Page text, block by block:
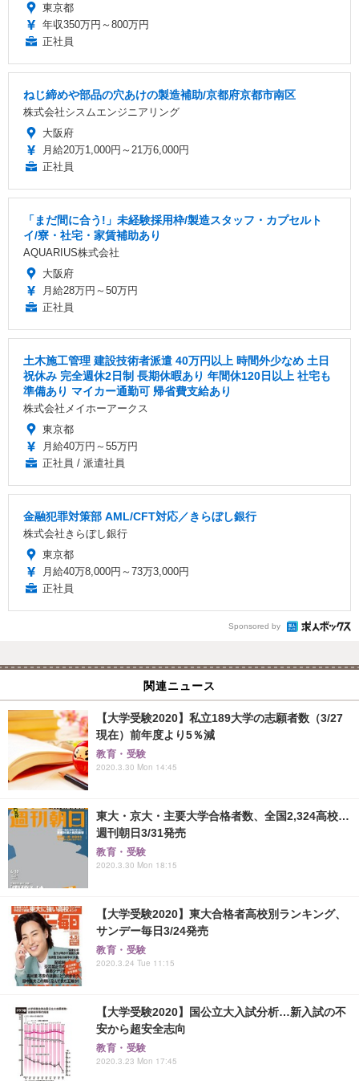
東京都
年収350万円～800万円
正社員
ねじ締めや部品の穴あけの製造補助/京都府京都市南区
株式会社シスムエンジニアリング
大阪府
月給20万1,000円～21万6,000円
正社員
「まだ間に合う!」未経験採用枠/製造スタッフ・カプセルト
イ/寮・社宅・家賃補助あり
AQUARIUS株式会社
大阪府
月給28万円～50万円
正社員
土木施工管理 建設技術者派遣 40万円以上 時間外少なめ 土日
祝休み 完全週休2日制 長期休暇あり 年間休120日以上 社宅も
準備あり マイカー通勤可 帰省費支給あり
株式会社メイホーアークス
東京都
月給40万円～55万円
正社員 / 派遣社員
金融犯罪対策部 AML/CFT対応／きらぼし銀行
株式会社きらぼし銀行
東京都
月給40万8,000円～73万3,000円
正社員
Sponsored by
関連ニュース
【大学受験2020】私立189大学の志願者数（3/27
現在）前年度より5％減
教育・受験
2020.3.30 Mon 14:45
東大・京大・主要大学合格者数、全国2,324高校…
週刊朝日3/31発売
教育・受験
2020.3.30 Mon 18:15
【大学受験2020】東大合格者高校別ランキング、
サンデー毎日3/24発売
教育・受験
2020.3.24 Tue 11:15
【大学受験2020】国公立大入試分析…新入試の不
安から超安全志向
教育・受験
2020.3.23 Mon 17:45